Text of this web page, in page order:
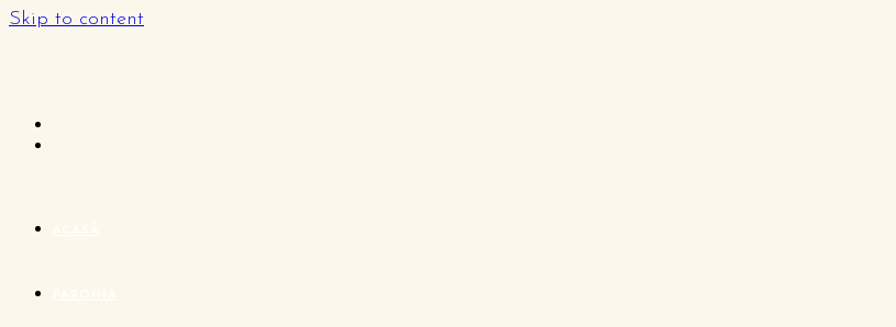
Skip to content